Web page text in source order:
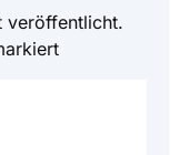
veröffentlicht.